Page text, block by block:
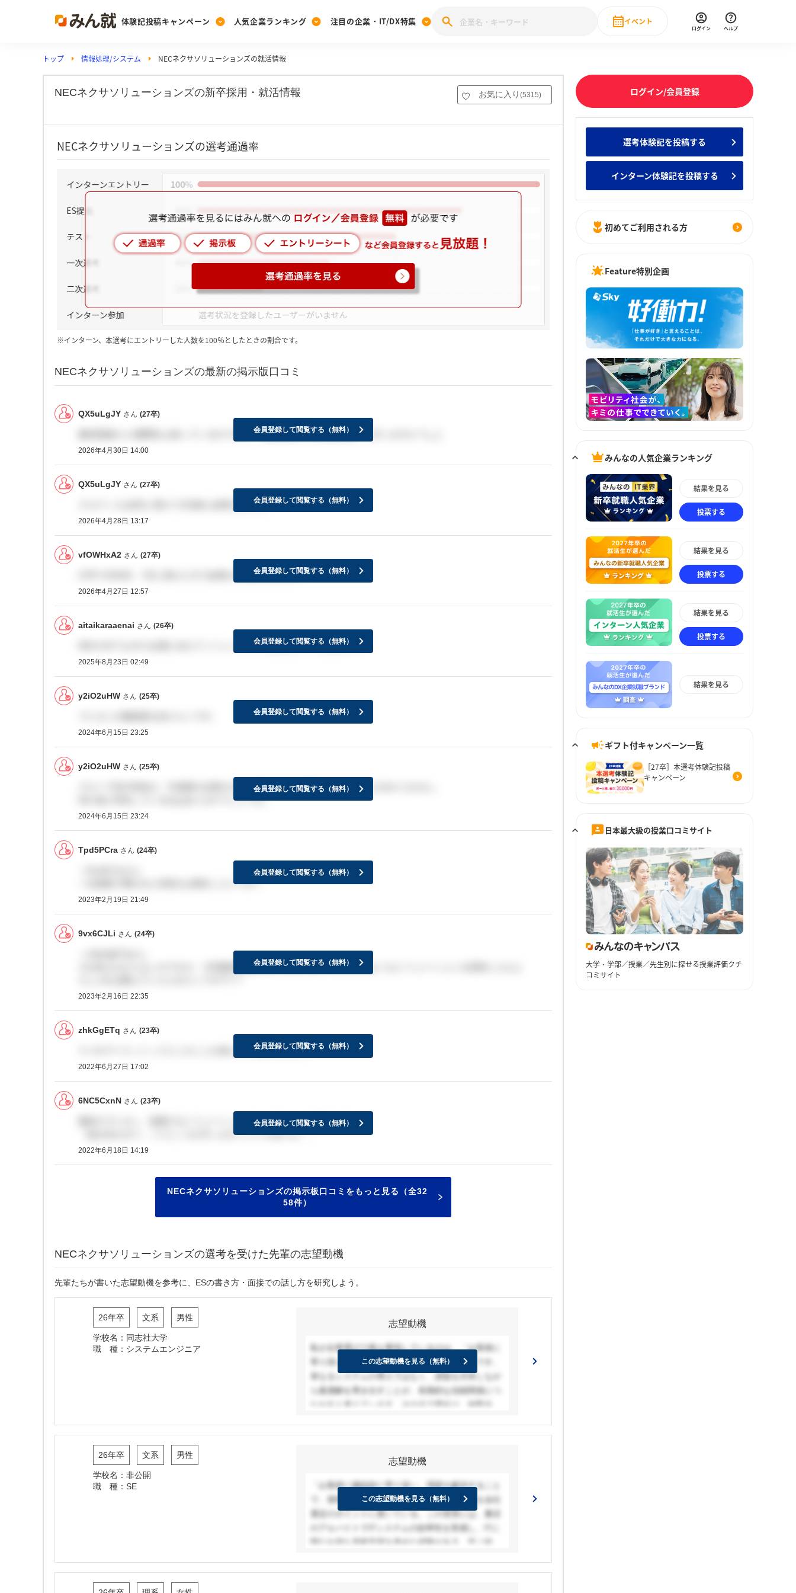
体験記投稿キャンペーン
Post
投稿する
[27卒] 本選考体験記投稿キャンペーン
人気企業ランキング
Ranking
ランキングを見る
投票する
みんなの新卒就職人気企業ランキング みんなのインターン人気企業ランキ
注目の企業・IT/DX特集
PickUp
注目の企業特集
28卒 IT・DX企業特集 27卒 IT・DX企業特集 28卒 IT・DX現場社員インタビュー
動画で知ろう！業界・企業研究
イベント
直近のイベント一覧
ログイン ヘルプ
トップ 情報処理/システム NECネクサソリューションズの就活情報
NECネクサソリューションズの新卒採用・就活情報 お気に入り (5315)
NECネクサソリューションズの選考通過率
※インターン、本選考にエントリーした人数を100％としたときの割合です。
NECネクサソリューションズの最新の掲示版口コミ
QX5uLgJY さん (27卒)
最終面接から2週間以上経っているのですが、2週間以降に合否結果届いた方いますか？(;_;)
2026年4月30日 14:00
会員登録して閲覧する（無料）
QX5uLgJY さん (27卒)
グルディスは8日に受けて2日後に結果きました。
2026年4月28日 13:17
会員登録して閲覧する（無料）
vfOWHxA2 さん (27卒)
27卒で4月6日、7日に受けた方で結果きてる方いますか？
2026年4月27日 12:57
会員登録して閲覧する（無料）
aitaikaraaenai さん (26卒)
NECの中でも中小企業に向けてソリューションを提供している企業です。
2025年8月23日 02:49
会員登録して閲覧する（無料）
y2iO2uHW さん (25卒)
2024年6月15日 23:25
会員登録して閲覧する（無料）
y2iO2uHW さん (25卒)
グループ内の特色が、中規模の企業や公共分野に対する事業ということしか分かりません。
何か他に特化している点はありますでしょうか。
2024年6月15日 23:24
会員登録して閲覧する（無料）
Tpd5PCra さん (24卒)
一次面接で聞かれた内容をお聞きしたいです！
2023年2月19日 21:49
会員登録して閲覧する（無料）
9vx6CJLi さん (24卒)
それ私もわからないのですが、今回最終面接を受けるものなのですがどのようなソリューションを発表したかよ
2023年2月16日 22:35
会員登録して閲覧する（無料）
zhkGgETq さん (23卒)
５つのマーケットってどこのことを指しているのでしょう
2022年6月27日 17:02
会員登録して閲覧する（無料）
6NC5CxnN さん (23卒)
最終のプレゼン、提案するソリューションは１つでいいんですかね？
「組み合わせて」ってところが引っかかってて不安です、、
2022年6月18日 14:19
会員登録して閲覧する（無料）
NECネクサソリューションズの掲示板口コミをもっと見る（全32
58件）
NECネクサソリューションズの選考を受けた先輩の志望動機
先輩たちが書いた志望動機を参考に、ESの書き方・面接での話し方を研究しよう。
26年卒 文系 男性
学校名：同志社大学
職 種：システムエンジニア
志望動機
私が企業選びで最も重視しているのは、「お客様に
寄り添い、本質的な価値を提供できること」です。
単なるシステムの導入ではなく、課題を共有しなが
ら最適解を導き出すことが、長期的な信頼関係につ
ながると考えています。その点で貴社は、中堅企業
したソリューションを提供しており、大きな魅力を
社ならではの強みであり、バス業界向けには40年以
に関わるなど、実務に即した高い専門性が感じられ
ます。また、NECグループ5社の統合によって確立
された、開発から運用保守までを一貫して担える体
制も、顧客の多様なニーズに応える大きな武器だと
感じました。私も対話を通じてお客様の本質的な課
題を掘り起こし、現場に根ざした価値を提供できる
人材を目指したいと考えています。
この志望動機を見る（無料）
26年卒 文系 男性
学校名：非公開
職 種：SE
志望動機
「お客様に継続的に寄り添い、課題を解決すること
で、便利で豊かに暮らせる未来を創る」ことを会社
選定のポイントに置いている。この背景には、書店
のアルバイトでITシステムの効率性を実感し、ITに
大きな力と可能性を持っていると確信した。特に、
この志望動機を見る（無料）
ログイン/会員登録
選考体験記を投稿する
インターン体験記を投稿する
初めてご利用される方
Feature特別企画
みんなの人気企業ランキング
結果を見る
投票する
結果を見る
投票する
結果を見る
投票する
結果を見る
ギフト付キャンペーン一覧
［27卒］本選考体験記投稿
キャンペーン
日本最大級の授業口コミサイト
大学・学部／授業／先生別に探せる授業評価クチ
コミサイト